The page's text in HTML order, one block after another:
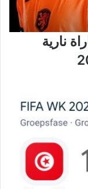
نارية